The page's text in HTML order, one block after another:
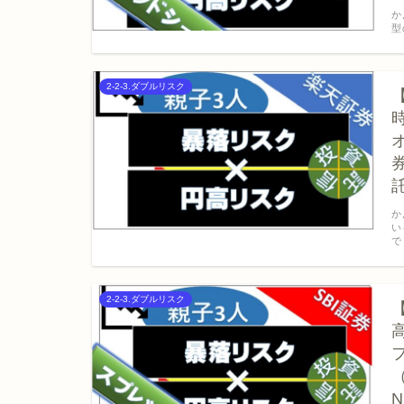
か
型
2-2-3.ダブルリスク
2-2-3.ダブルリスク